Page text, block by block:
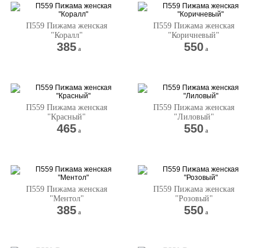
П559 Пижама женская
"Коралл"
385 a
П559 Пижама женская
"Коричневый"
550 a
П559 Пижама женская
"Красный"
465 a
П559 Пижама женская
"Лиловый"
550 a
П559 Пижама женская
"Ментол"
385 a
П559 Пижама женская
"Розовый"
550 a